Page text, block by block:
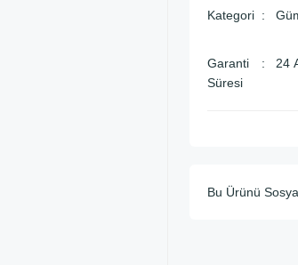
Kategori
Garanti
Süresi
24
Bu Ürünü